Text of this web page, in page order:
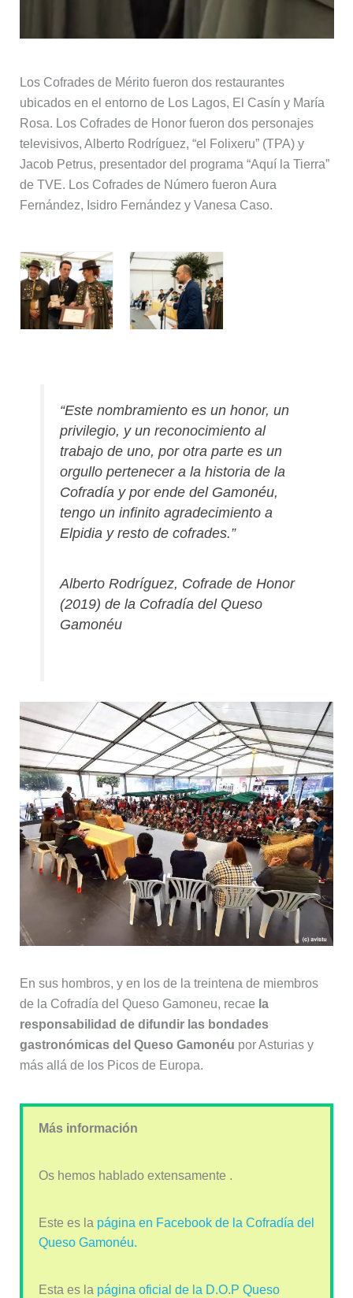
Los Cofrades de Mérito fueron dos restaurantes
ubicados en el entorno de Los Lagos, El Casín y María
Rosa. Los Cofrades de Honor fueron dos personajes
televisivos, Alberto Rodríguez, “el Folixeru” (TPA) y
Jacob Petrus, presentador del programa “Aquí la Tierra”
de TVE. Los Cofrades de Número fueron Aura
Fernández, Isidro Fernández y Vanesa Caso.
“Este nombramiento es un honor, un
privilegio, y un reconocimiento al
trabajo de uno, por otra parte es un
orgullo pertenecer a la historia de la
Cofradía y por ende del Gamonéu,
tengo un infinito agradecimiento a
Elpidia y resto de cofrades.”
Alberto Rodríguez, Cofrade de Honor
(2019) de la Cofradía del Queso
Gamonéu
En sus hombros, y en los de la treintena de miembros
de la Cofradía del Queso Gamoneu, recae la
responsabilidad de difundir las bondades
gastronómicas del Queso Gamonéu por Asturias y
más allá de los Picos de Europa.
Más información
Os hemos hablado extensamente .
Este es la página en Facebook de la Cofradía del
Queso Gamonéu.
Esta es la página oficial de la D.O.P Queso